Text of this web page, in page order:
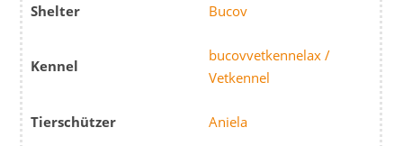
Shelter Bucov
Kennel
bucovvetkennelax /
Vetkennel
Tierschützer Aniela